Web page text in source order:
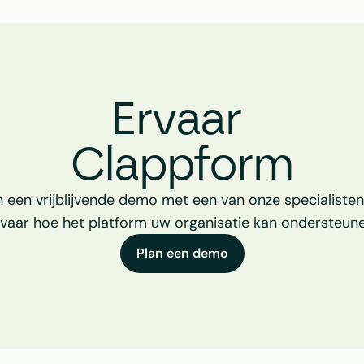
Ervaar
Clappform
een vrijblijvende demo met een van onze
hoe het platform uw organisatie kan
Plan een demo